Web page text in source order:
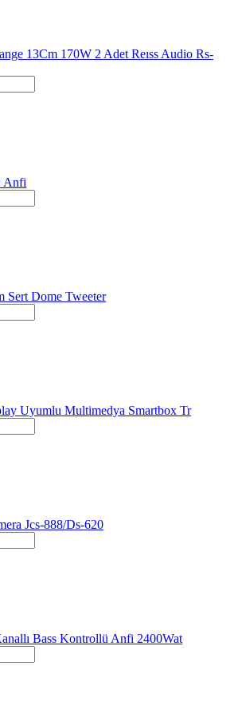
13Cm 170W 2 Adet Reıss Audio Rs-
Anfi
Sert Dome Tweeter
Uyumlu Multimedya Smartbox Tr
Jcs-888/Ds-620
Bass Kontrollü Anfi 2400Wat